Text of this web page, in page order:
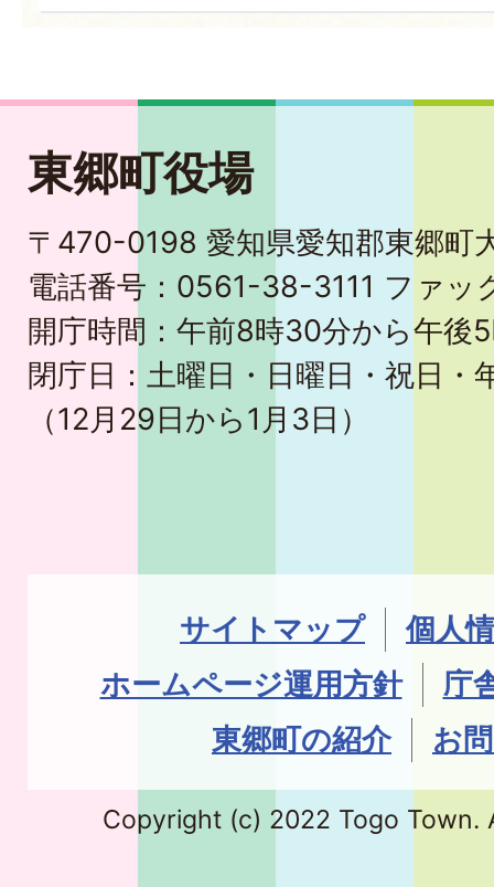
東郷町役場
〒470-0198 愛知県愛知郡東郷町
電話番号：0561-38-3111 ファ
開庁時間：午前8時30分から午後
閉庁日：土曜日・日曜日・祝日・
（12月29日から1月3日）
サイトマップ
個人
ホームページ運用方針
庁
東郷町の紹介
お
Copyright (c) 2022 Togo Town.